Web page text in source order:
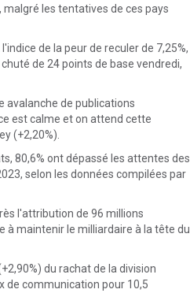
malgré les tentatives de ces pays
de la peur de reculer de 7,25%,
de 24 points de base vendredi,
avalanche de publications
est calme et on attend cette
(+2,20%).
80,6% ont dépassé les attentes des
selon les données compilées par
l'attribution de 96 millions
à maintenir le milliardaire à la tête du
du rachat de la division
de communication pour 10,5